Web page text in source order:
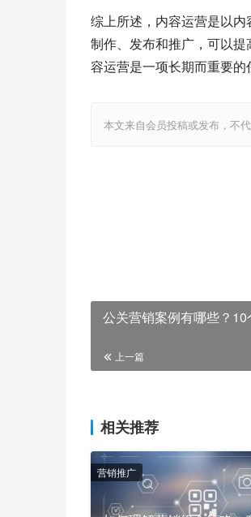
综上所述，内容运营是以内
制作、发布和推广，可以
容运营是一项长期而重要的
本文来自会员投稿或发布，不
公关营销案例有哪些？
上一篇
相关推荐
营销推广